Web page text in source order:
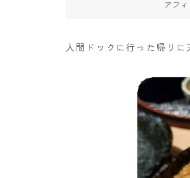
アフ
人間ドックに行った帰り